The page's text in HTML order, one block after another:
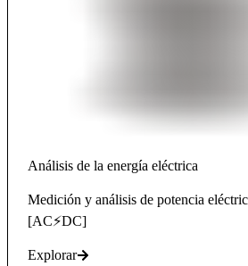
Análisis de la energía eléctrica
Medición y análisis de potencia
[AC⚡DC]
Explorar